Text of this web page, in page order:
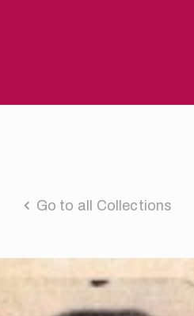
Go to all Collections